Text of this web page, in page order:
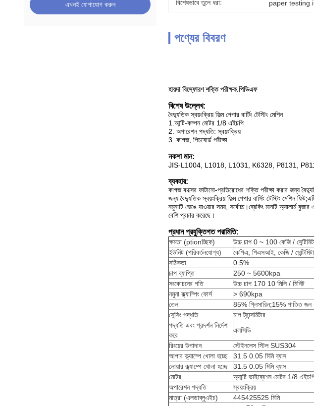
এখনই যোগাযোগ করুন বিশেষভাবে তুলে ধরা: paper testing
পণ্যের বিবরণ
হায়দা বিস্ফোরণ শক্তি পরীক্ষক.পিডিএফ
বিশেষ উল্লেখ:
বৈদ্যুতিক স্বয়ংক্রিয় ফিল্ম পেপার বার্টিং টেস্টিং মেশিন
1.আন্টি-কম্পন মোটর 1/8 এইচপি
2. অপারেশন পদ্ধতি: স্বয়ংক্রিয়
3. কাগজ, পিচবোর্ড পরীক্ষা
নকশা মান:
JIS-L1004, L1018, L1031, K6328, P8131,
ব্যবহার:
কাগজ বাক্সের ফাটানো-প্রতিরোধের শক্তি পরীক্ষা করার জন্য
জন্য বৈদ্যুতিক স্বয়ংক্রিয় ফিল্ম পেপার বার্সিং টেস্টিং মেশিন
নমুনাটি ভেঙে যাওয়ার সময়, সর্বোচ্চ।ব্রেকিং মানটি অ্যালার্ম
বেশি প্রচার করেছে।
প্রধান প্রযুক্তিগত পরামিতি:
ক্ষমতা (ptionচ্ছিক)
উচ্চ চাপ 0 ~ 100 কেজি /
ইউনিট (পরিবর্তনযোগ্য)
কেপিএ, পিএসআই, কেজি /
সঠিকতা
0.5%
চাপ ব্যাপ্তি
250 ~ 5600kpa
সংকোচনের গতি
উচ্চ চাপ 170 10 মিলি / মিনিট
নমুনা ক্ল্যাম্পিং ফোর্স
> 690kpa
তেল
85% গ্লিসারিন;15% পাতিত জল
সেন্সিং পদ্ধতি
চাপ ট্রান্সমিটার
পদ্ধতি এবং প্রদর্শন নির্দেশ
করে
এলসিডি
রিংয়ের উপাদান
স্টেইনলেস স্টিল SUS304
আপার ক্ল্যাম্পে খোলা হচ্ছে
31.5 0.05 মিমি ব্যাস
লোয়ার ক্ল্যাম্পে খোলা হচ্ছে
31.5 0.05 মিমি ব্যাস
মোটর
অ্যান্টি ভাইব্রেশন মোটর 1/8
অপারেশন পদ্ধতি
স্বয়ংক্রিয়
মাত্রা (এলডাব্লুএইচ)
445425525 মিমি